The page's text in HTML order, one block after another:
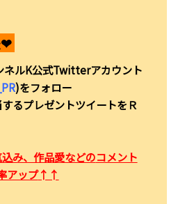
❤︎
ネルK公式Twitterアカウント
)をフォロー
るプレゼントツイートをＲ
み、作品愛などのコメント
アップ↑↑